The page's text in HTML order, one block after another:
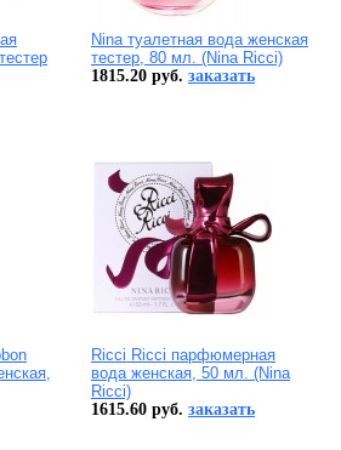
Nina туалетная вода женская
тестер, 80 мл. (Nina Ricci)
1815.20 руб. заказать
Ricci Ricci парфюмерная
вода женская, 50 мл. (Nina
Ricci)
1615.60 руб. заказать